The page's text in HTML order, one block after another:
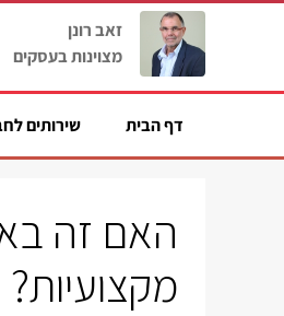
זאב רונן
מצוינות בעסקים
דף הבית שירותים
האם זה
מקצועיות?